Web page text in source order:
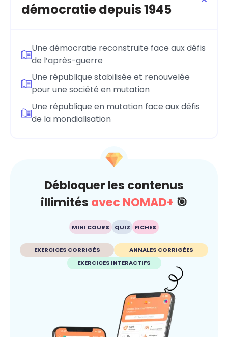
démocratie depuis 1945
Une démocratie reconstruite face aux défis
de l’après-guerre
Une république stabilisée et renouvelée
pour une société en mutation
Une république en mutation face aux défis
de la mondialisation
Débloquer les contenus
illimités avec NOMAD+ 🎯
MINI COURS QUIZ FICHES
EXERCICES CORRIGÉS
ANNALES CORRIGÉES
EXERCICES INTERACTIFS